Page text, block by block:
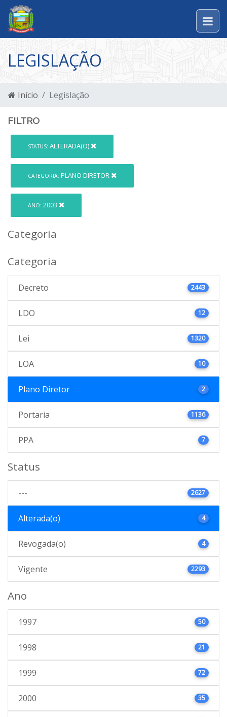
LEGISLAÇÃO
Início Legislação
FILTRO
STATUS: ALTERADA(O)
CATEGORIA: PLANO DIRETOR
ANO: 2003
Categoria
Categoria
Decreto 2443
LDO 12
Lei 1320
LOA 10
Plano Diretor 2
Portaria 1136
PPA 7
Status
--- 2627
Alterada(o) 4
Revogada(o) 4
Vigente 2293
Ano
1997 50
1998 21
1999 72
2000 35